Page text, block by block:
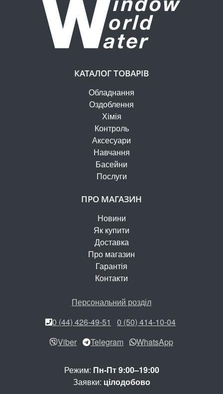
КАТАЛОГ ТОВАРІВ
Обладнання
Оздоблення
Хімія
Контроль
Аксесуари
Навчання
Басейни
Послуги
ПРО МАГАЗИН
Новини
Як купити
Доставка
Про магазин
Гарантія
Контакти
Персональний розділ
0 (44) 426-49-51
0 (50) 414-10-04
Viber
Telegram WhatsApp
Режим: Пн-Пт 9:00–19:00
Заявки: цілодобово